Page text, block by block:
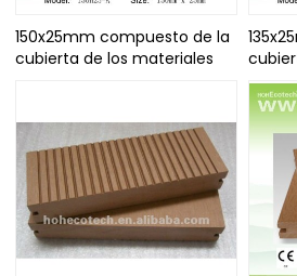
150x25mm compuesto de la
cubierta de los materiales